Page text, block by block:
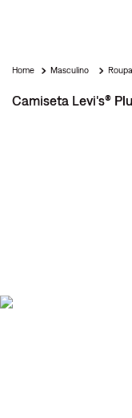
Masculino
Camiseta Levi's®